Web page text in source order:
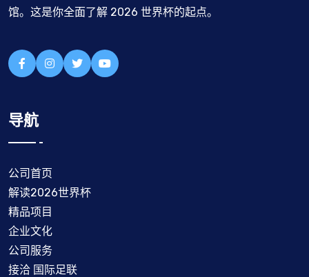
馆。这是你全面了解 2026 世界杯的起点。
导航
公司首页
解读2026世界杯
精品项目
企业文化
公司服务
接洽 国际足联